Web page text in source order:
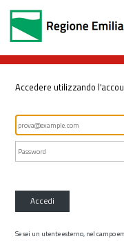
Accedere utilizzando
Accedi
Se sei un utente esterno, nel campo